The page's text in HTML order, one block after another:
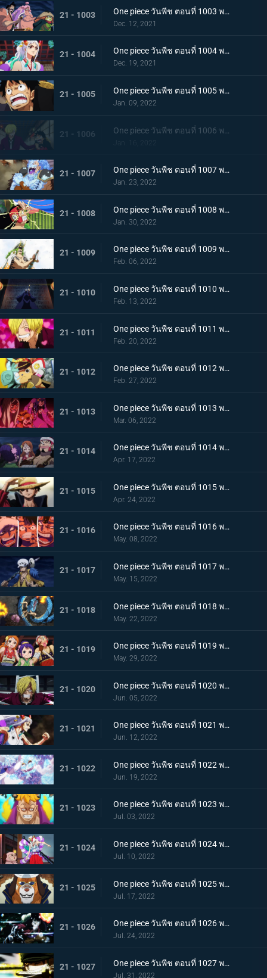
21 - 1003 One piece วันพีช ตอนที่ 1003 พากย์ไทย ดาบแห่งความเด็ดเดี่ยว! ปลอกดาบแดงปะทะไคโดอีกครั้ง
Dec. 12, 2021
21 - 1004 One piece วันพีช ตอนที่ 1004 พากย์ไทย ท่าที่รับสืบทอดมา ระเบิดท่าเพลงดาบลับของโอเด้ง
Dec. 19, 2021
21 - 1005 One piece วันพีช ตอนที่ 1005 พากย์ไทย อานุภาพของอสูรน้ำแข็ง กระสุนภัยโรคระบาดแบบใหม่
Jan. 09, 2022
21 - 1006
Jan. 16, 2022
21 - 1007 One piece วันพีช ตอนที่ 1007 พากย์ไทย การไล่ล่าของโซโล! อสูรน้ำแข็ง in เกมไล่จับ
Jan. 23, 2022
21 - 1008 One piece วันพีช ตอนที่ 1008 พากย์ไทย นามิยอมจำนน ท่าเฮดบลัดของอุลติ
Jan. 30, 2022
21 - 1009 One piece วันพีช ตอนที่ 1009 พากย์ไทย ซาซากิรุกหนัก หน่วยรบหุ้มเกราะปะทะยามาโตะ
Feb. 06, 2022
21 - 1010 One piece วันพีช ตอนที่ 1010 พากย์ไทย ทลายอสูรน้ำแข็ง แผนเพลิงของช็อปเปอร์!
Feb. 13, 2022
21 - 1011 One piece วันพีช ตอนที่ 1011 พากย์ไทย ดีก็แย่แล้ว! แมงมุมล่อลวงซันจิ
Feb. 20, 2022
21 - 1012 One piece วันพีช ตอนที่ 1012 พากย์ไทย เดินหมากผิดเกม! เพลิงของนกอมตะมัลโก้
Feb. 27, 2022
21 - 1013 One piece วันพีช ตอนที่ 1013 พากย์ไทย อดีตของยาโมโตะ ชายผู้หมายหัว 4 จักรพรรดิ
Mar. 06, 2022
21 - 1014 One piece วันพีช ตอนที่ 1014 พากย์ไทย น้ำตาของมัลโก้! สายสัมพันธ์ของกลุ่มโจรสลัดหนวดขาว
Apr. 17, 2022
21 - 1015 One piece วันพีช ตอนที่ 1015 พากย์ไทย ลูฟี่หมวกฟาง ชายผู้ที่จะเป็นราชาโจรสลัด
Apr. 24, 2022
21 - 1016 One piece วันพีช ตอนที่ 1016 พากย์ไทย ศึกสัตว์ประหลาด! สามกัปตันต่างถือทิฐิ
May. 08, 2022
21 - 1017 One piece วันพีช ตอนที่ 1017 พากย์ไทย ออกท่าใหญ่ต่อเนื่อง! รุ่นที่เลวร้ายที่สุดโจมตีระห่ำ
May. 15, 2022
21 - 1018 One piece วันพีช ตอนที่ 1018 พากย์ไทย ไคโดหัวเราะ! สี่จักรพรรดิปะทะยุคสมัยใหม่
May. 22, 2022
21 - 1019 One piece วันพีช ตอนที่ 1019 พากย์ไทย แผนลับของโอทามะ! สุดยอดแผนการคิบิดังโกะ
May. 29, 2022
21 - 1020 One piece วันพีช ตอนที่ 1020 พากย์ไทย ซันจิตะโกนสุดเสียง! SOS ที่ดังก้องทั่วเกาะ
Jun. 05, 2022
21 - 1021 One piece วันพีช ตอนที่ 1021 พากย์ไทย สแพงค์แสนรุนแรง! ปัญหาเรื่องผู้หญิงของซันจิ
Jun. 12, 2022
21 - 1022 One piece วันพีช ตอนที่ 1022 พากย์ไทย ไม่นึกเสียใจ ลูฟี่กับลูกพี่สายสัมพันธ์ศิษย์อาจารย์
Jun. 19, 2022
21 - 1023 One piece วันพีช ตอนที่ 1023 พากย์ไทย เตรียมพร้อมเรียบร้อย! ช็อปเปอร์เฟจเนบูไลเซอร์
Jul. 03, 2022
21 - 1024 One piece วันพีช ตอนที่ 1024 พากย์ไทย โอเด้งปรากฏตัว! จิตใจของปลอกดาบแดงหวั่นไหว
Jul. 10, 2022
21 - 1025 One piece วันพีช ตอนที่ 1025 พากย์ไทย รุ่นที่เลวร้ายที่สุดพินาศสิ้น! ท่าใหญ่ของสี่จักรพรรดิ
Jul. 17, 2022
21 - 1026 One piece วันพีช ตอนที่ 1026 พากย์ไทย ซุปเปอร์โนวาโต้กลับแผนแยก 4 จักรพรรดิ
Jul. 24, 2022
21 - 1027 One piece วันพีช ตอนที่ 1027 พากย์ไทย ปกป้องลูฟี่ไว้! วิชาดาบของโซโลกับลอว์
Jul. 31, 2022